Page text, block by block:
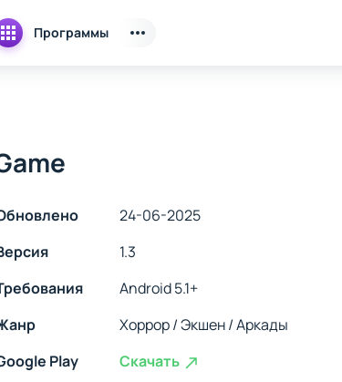
Программы
24-06-2025
1.3
Android 5.1+
Хоррор / Экшен / Аркады
Play
Скачать